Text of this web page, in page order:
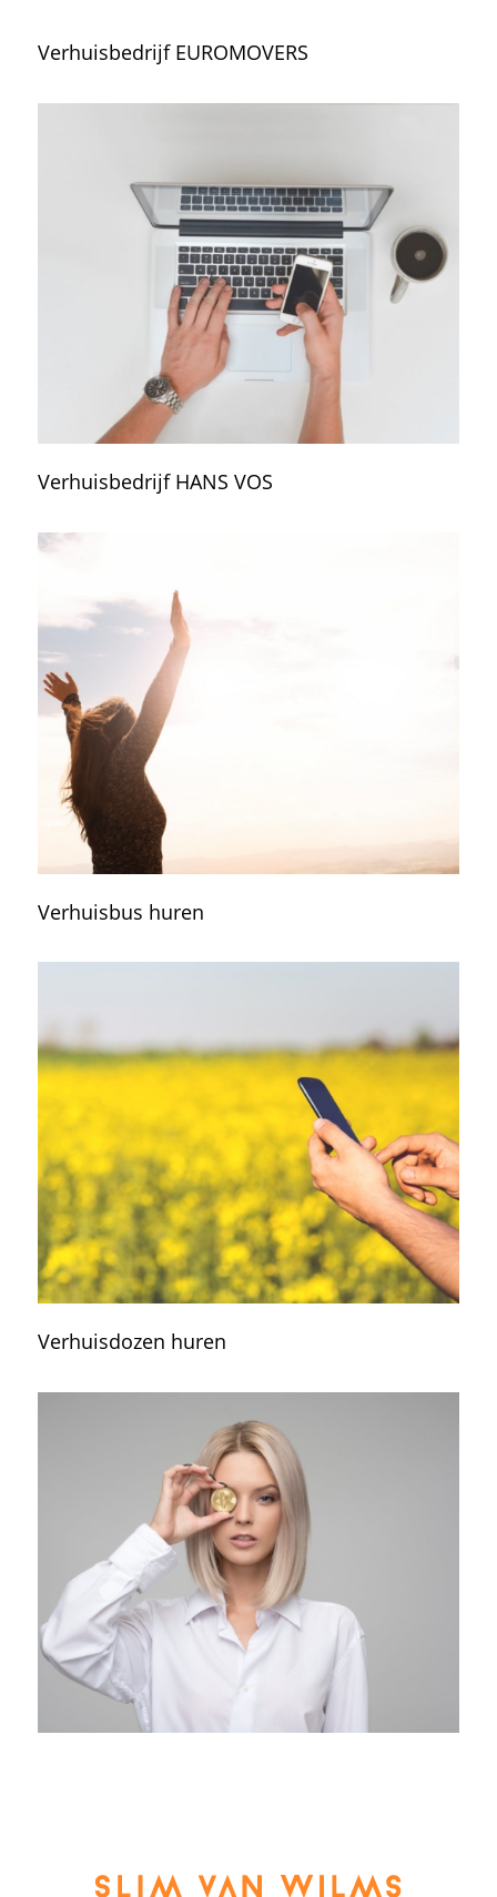
Verhuisbedrijf EUROMOVERS
Verhuisbedrijf HANS VOS
Verhuisbus huren
Verhuisdozen huren